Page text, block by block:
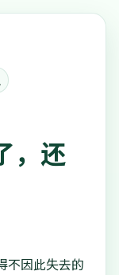
，还
不因此失去的